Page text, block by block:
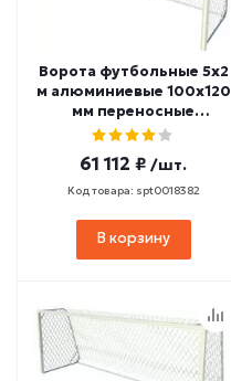
Ворота футбольные 5х2
м алюминиевые 100х120
мм переносные
SPORTWERK (SpW-AG-
61 112 ₽ /шт.
Код товара: spt0018382
В корзину